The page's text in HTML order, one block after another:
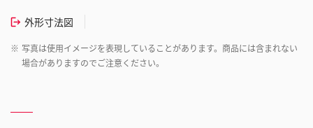
外形寸法図
※ 写真は使用イメージを表現していることがあります。商品には含まれない
場合がありますのでご注意ください。